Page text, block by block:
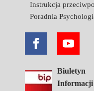
Instrukcja
Poradnia
Biuletyn
Informacji